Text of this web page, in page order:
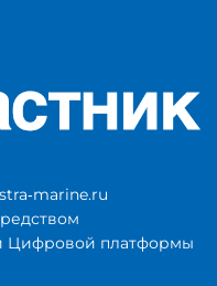
Цифровой платформы